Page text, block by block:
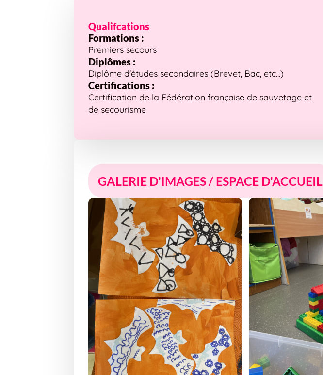
Qualifcations
Formations :
Premiers secours
Diplômes :
Diplôme d'études secondaires (Brevet, Bac, etc...)
Certifications :
Certification de la Fédération française de sauvetage et
de secourisme
GALERIE D'IMAGES / ESPACE D'ACCUEIL